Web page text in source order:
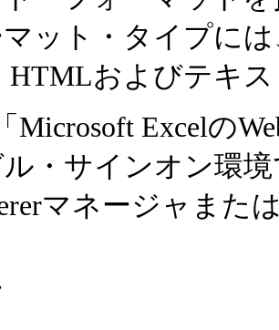
ット・タイプには
HTMLおよびテキ
Microsoft Excelの
・サインオン環
マネージャまた